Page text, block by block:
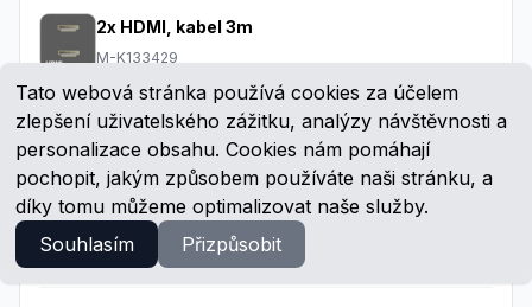
Tato webová stránka používá cookies za účelem
zlepšení uživatelského zážitku, analýzy návštěvnosti a
personalizace obsahu. Cookies nám pomáhají
pochopit, jakým způsobem používáte naši stránku, a
díky tomu můžeme optimalizovat naše služby.
Souhlasím
Přizpůsobit
2x HDMI, kabel 3m
M-K133429
Není skladem
2x HDMI, female-female konektor, kabel 400
mm
M-K1334F4
Není skladem